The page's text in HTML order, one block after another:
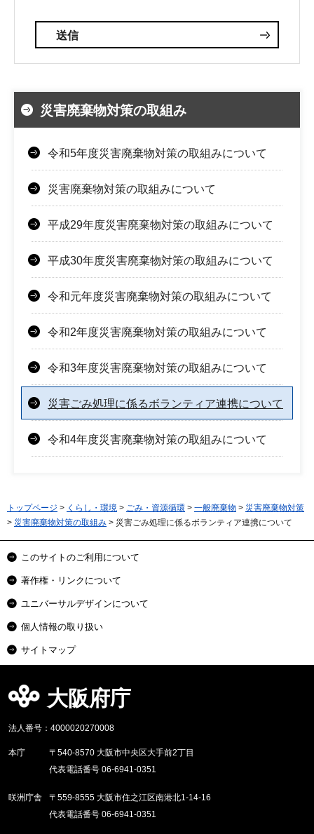
災害廃棄物対策の取組み
令和5年度災害廃棄物対策の取組みについて
災害廃棄物対策の取組みについて
平成29年度災害廃棄物対策の取組みについて
平成30年度災害廃棄物対策の取組みについて
令和元年度災害廃棄物対策の取組みについて
令和2年度災害廃棄物対策の取組みについて
令和3年度災害廃棄物対策の取組みについて
災害ごみ処理に係るボランティア連携について
令和4年度災害廃棄物対策の取組みについて
トップページ > くらし・環境 > ごみ・資源循環 > 一般廃棄物 > 災害廃棄物対策
> 災害廃棄物対策の取組み > 災害ごみ処理に係るボランティア連携について
このサイトのご利用について
著作権・リンクについて
ユニバーサルデザインについて
個人情報の取り扱い
サイトマップ
大阪府庁
法人番号：4000020270008
本庁
〒540-8570 大阪市中央区大手前2丁目
代表電話番号 06-6941-0351
咲洲庁舎
〒559-8555 大阪市住之江区南港北1-14-16
代表電話番号 06-6941-0351